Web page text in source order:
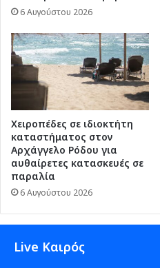
6 Αυγούστου 2026
Χειροπέδες σε ιδιοκτήτη
καταστήματος στον
Αρχάγγελο Ρόδου για
αυθαίρετες κατασκευές σε
παραλία
6 Αυγούστου 2026
Live Καιρός